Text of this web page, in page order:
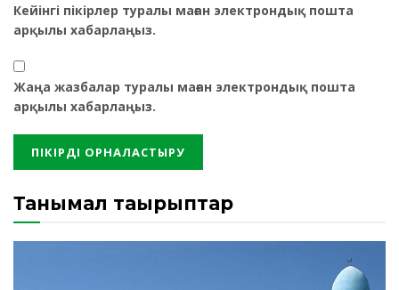
Кейінгі пікірлер туралы маған электрондық пошта
арқылы хабарлаңыз.
Жаңа жазбалар туралы маған электрондық пошта
арқылы хабарлаңыз.
Танымал тақырыптар